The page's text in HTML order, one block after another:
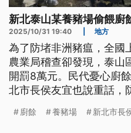
新北泰山某養豬場偷餵廚
2025/10/31 19:40 地方
為了防堵非洲豬瘟，全國
農業局稽查卻發現，泰山
開罰8萬元。民代憂心廚
北市長侯友宜也說重話，
廚餘 養豬場 新北市長